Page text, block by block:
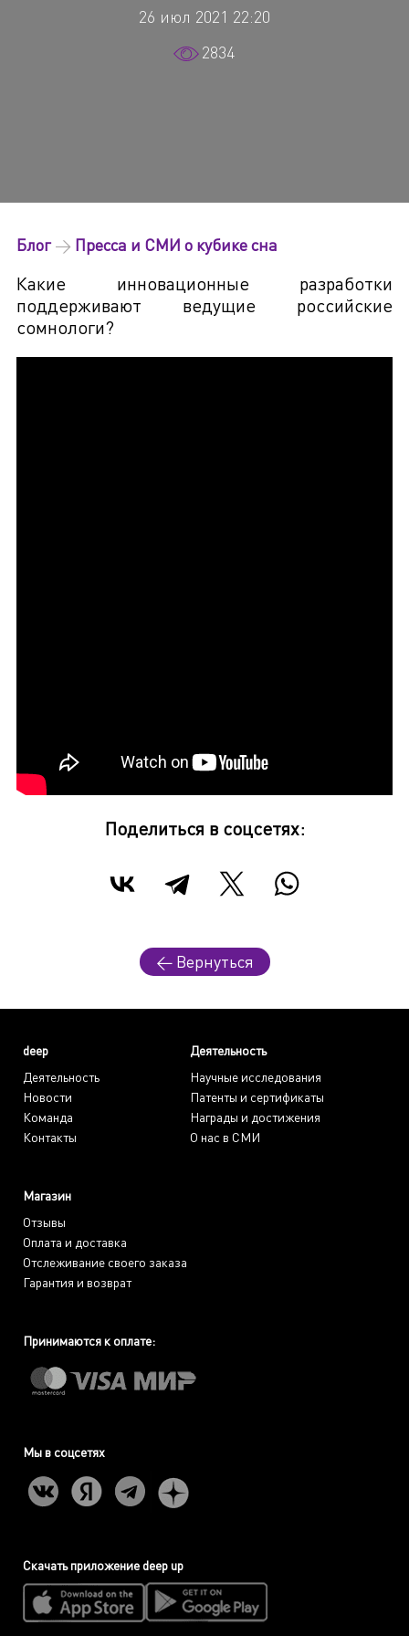
26 июл 2021 22:20
2834
Блог→ Пресса и СМИ о кубике сна
Какие инновационные разработки
поддерживают ведущие российские
сомнологи?
Поделиться в соцсетях:
← Вернуться
deep
Деятельность
Новости
Команда
Контакты
Деятельность
Научные исследования
Патенты и сертификаты
Награды и достижения
О нас в СМИ
Магазин
Отзывы
Оплата и доставка
Отслеживание своего заказа
Гарантия и возврат
Принимаются к оплате:
Мы в соцсетях
Скачать приложение deep up